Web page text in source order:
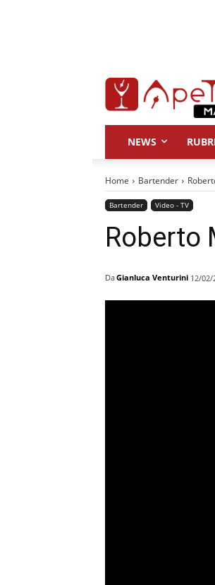
NEWS
Home Bartender
Bartender Video - TV
Roberto
DaGianluca Venturini 12/02/